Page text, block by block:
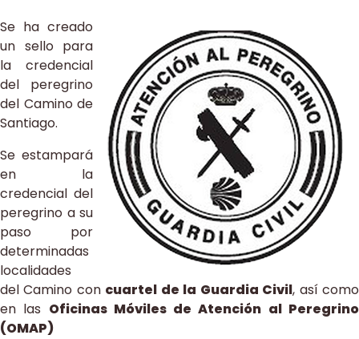
Se ha creado
un sello para
la credencial
del peregrino
del Camino de
Santiago.
Se estampará
en la
credencial del
peregrino a su
paso por
determinadas
localidades
del Camino con cuartel de la Guardia Civil, así como
en las Oficinas Móviles de Atención al Peregrino
(OMAP)